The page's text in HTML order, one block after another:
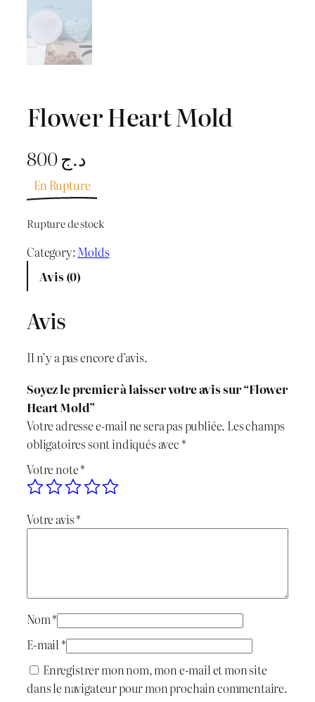
Flower Heart Mold
د.ج800
En Rupture
Rupture de stock
Category:Molds
Avis (0)
Avis
Il n’y a pas encore d’avis.
Soyez le premier à laisser votre avis sur “Flower
Heart Mold”
Votre adresse e-mail ne sera pas publiée. Les champs
obligatoires sont indiqués avec *
Votre note*
Votre avis*
Nom*
E-mail *
Enregistrer mon nom, mon e-mail et mon site
dans le navigateur pour mon prochain commentaire.